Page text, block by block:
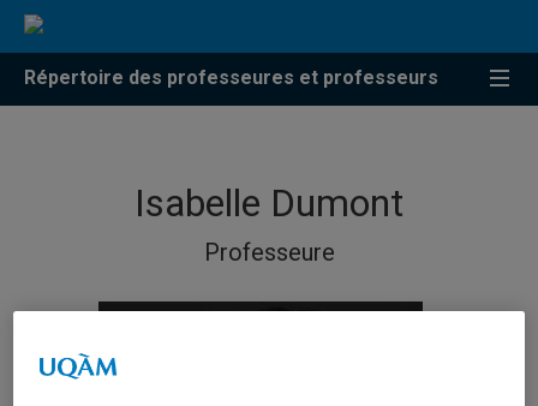
Répertoire des professeures et professeurs
Isabelle Dumont
Professeure